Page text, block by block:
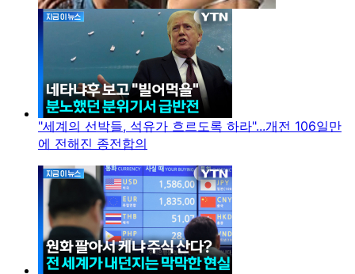
"세계의 선박들, 석유가 흐르도록 하라"...개전 106일만
에 전해진 종전합의